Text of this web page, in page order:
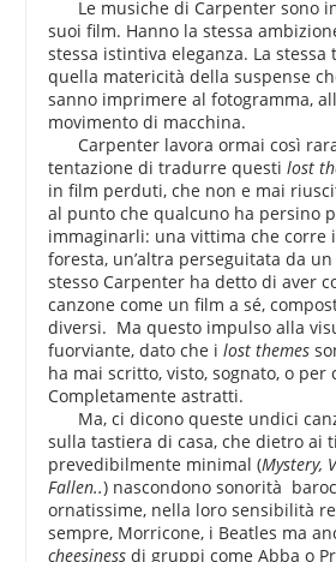
Le musiche di Carpenter sono
suoi film. Hanno la stessa
stessa istintiva eleganza. La stessa
quella matericità della suspense
sanno imprimere al fotogramma,
movimento di macchina.
Carpenter lavora ormai così
tentazione di tradurre questilost
in film perduti, che non e mai
al punto che qualcuno ha persino
immaginarli: una vittima che corre
foresta, un’altra perseguitata da
stesso Carpenter ha detto di aver
canzone come un film a sé,
diversi. Ma questo impulso alla
fuorviante, dato che ilost themes
ha mai scritto, visto, sognato, o per
Completamente astratti.
Ma, ci dicono queste undici
sulla tastiera di casa, che dietro ai
prevedibilmente minimal (Mystery,
Fallen..) nascondono sonorità
ornatissime, nella loro sensibilità
sempre, Morricone, i Beatles ma
cheesiness di gruppi come Abba o